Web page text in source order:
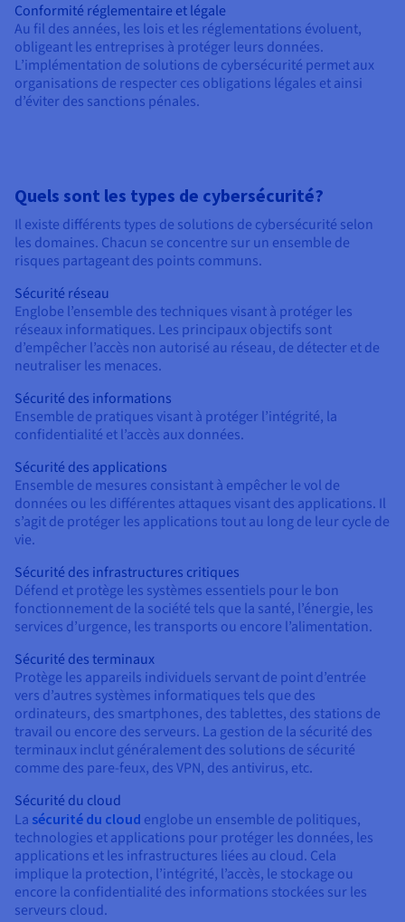
Conformité réglementaire et légale
Au fil des années, les lois et les réglementations évoluent,
obligeant les entreprises à protéger leurs données.
L’implémentation de solutions de cybersécurité permet aux
organisations de respecter ces obligations légales et ainsi
d’éviter des sanctions pénales.
Quels sont les types de cybersécurité?
Il existe différents types de solutions de cybersécurité selon
les domaines. Chacun se concentre sur un ensemble de
risques partageant des points communs.
Sécurité réseau
Englobe l’ensemble des techniques visant à protéger les
réseaux informatiques. Les principaux objectifs sont
d’empêcher l’accès non autorisé au réseau, de détecter et de
neutraliser les menaces.
Sécurité des informations
Ensemble de pratiques visant à protéger l’intégrité, la
confidentialité et l’accès aux données.
Sécurité des applications
Ensemble de mesures consistant à empêcher le vol de
données ou les différentes attaques visant des applications. Il
s’agit de protéger les applications tout au long de leur cycle de
vie.
Sécurité des infrastructures critiques
Défend et protège les systèmes essentiels pour le bon
fonctionnement de la société tels que la santé, l’énergie, les
services d’urgence, les transports ou encore l’alimentation.
Sécurité des terminaux
Protège les appareils individuels servant de point d’entrée
vers d’autres systèmes informatiques tels que des
ordinateurs, des smartphones, des tablettes, des stations de
travail ou encore des serveurs. La gestion de la sécurité des
terminaux inclut généralement des solutions de sécurité
comme des pare-feux, des VPN, des antivirus, etc.
Sécurité du cloud
La sécurité du cloud englobe un ensemble de politiques,
technologies et applications pour protéger les données, les
applications et les infrastructures liées au cloud. Cela
implique la protection, l’intégrité, l’accès, le stockage ou
encore la confidentialité des informations stockées sur les
serveurs cloud.